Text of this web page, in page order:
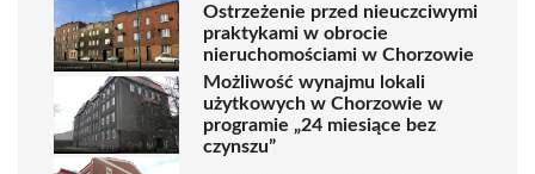
Ostrzeżenie przed nieuczciwymi
praktykami w obrocie
nieruchomościami w Chorzowie
Możliwość wynajmu lokali
użytkowych w Chorzowie w
programie „24 miesiące bez
czynszu”